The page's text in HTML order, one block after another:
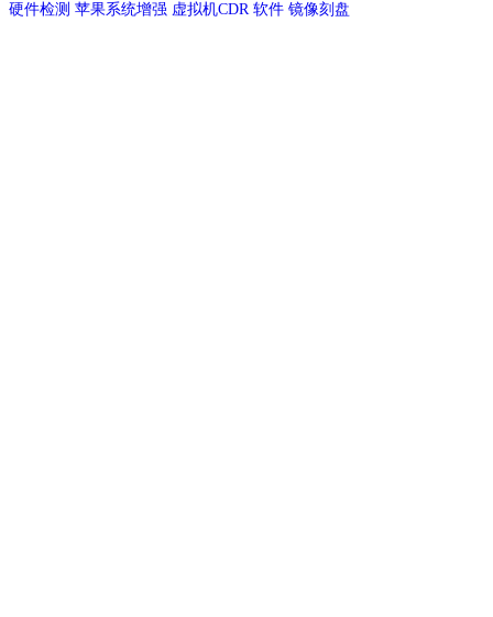
硬件检测 苹果系统增强 虚拟机CDR 软件 镜像刻盘